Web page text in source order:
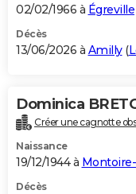
02/02/1966 à Égreville
Décès
13/06/2026 à Amilly(
Dominica
Créer une cagnotte
Naissance
19/12/1944 à
Décès